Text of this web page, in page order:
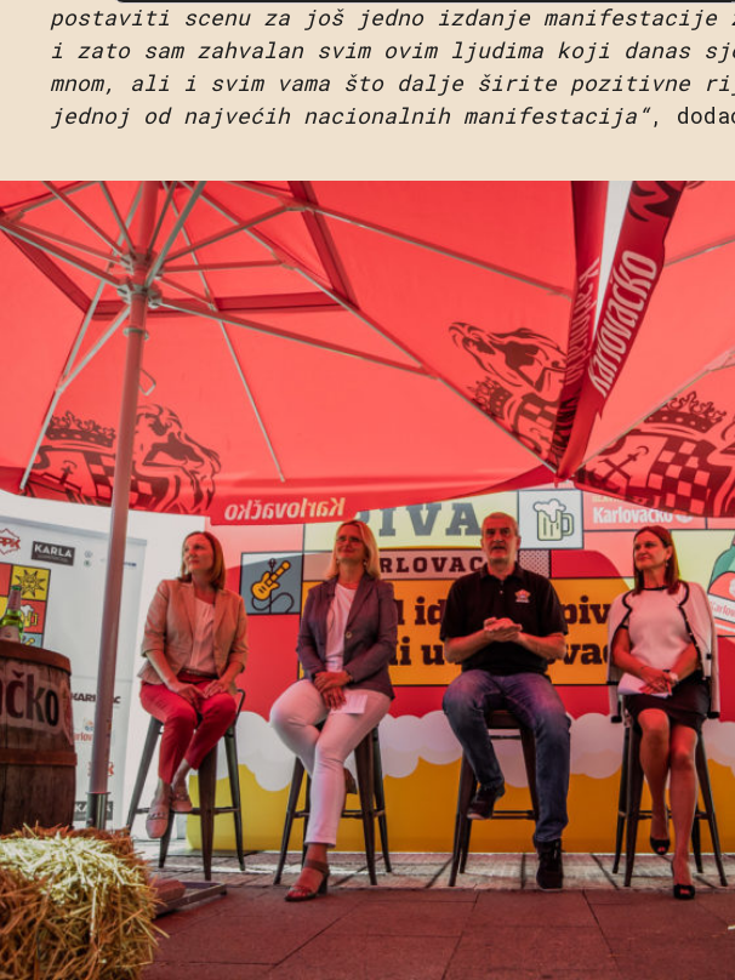
postaviti scenu za još jedno izdanje manifestacije
i zato sam zahvalan svim ovim ljudima koji danas
mnom, ali i svim vama što dalje širite pozitivne
jednoj od najvećih nacionalnih manifestacija“,